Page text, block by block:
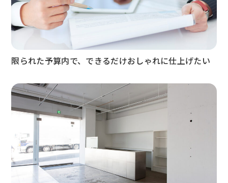
限られた予算内で、できるだけおしゃれに仕上げたい